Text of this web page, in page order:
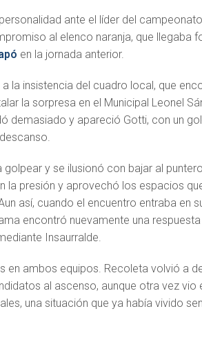
ante el líder del
al elenco naranja, que llegaba
en la jornada anterior.
la insistencia del cuadro local, que
la sorpresa en el Municipal Leonel
demasiado y apareció Gotti, con un
y se ilusionó con bajar al
la presión y aprovechó los espacios
así, cuando el encuentro entraba en
encontró nuevamente una
Insaurralde.
en ambos equipos. Recoleta volvió a
al ascenso, aunque otra vez vio
una situación que ya había vivido